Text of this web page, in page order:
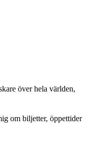
över hela världen,
om biljetter, öppettider